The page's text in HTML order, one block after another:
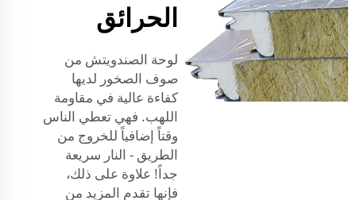
الحرائق
لوحة الصندويتش من
صوف الصخور لديها
كفاءة عالية في مقاومة
اللهب. فهي تعطي الناس
وقتاً إضافياً للخروج من
الطريق - النار سريعة
جداً! علاوة على ذلك،
فإنها تقدم المزيد من